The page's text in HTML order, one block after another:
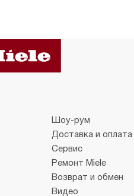
Шоу-рум
Доставка и оплата
Сервис
Ремонт Miele
Возврат и обмен
Видео